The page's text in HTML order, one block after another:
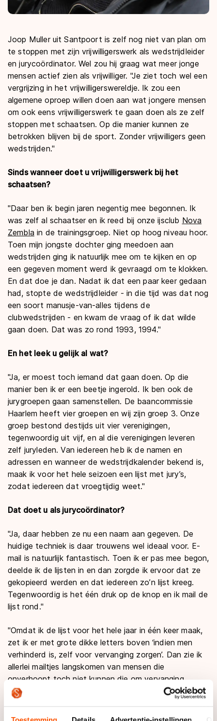
Van Jong tot Goud verhalen
Joop Muller uit Santpoort is zelf nog niet van plan om
te stoppen met zijn vrijwilligerswerk als wedstrijdleider
en jurycoördinator. Wel zou hij graag wat meer jonge
mensen actief zien als vrijwilliger. "Je ziet toch wel een
vergrijzing in het vrijwilligerswereldje. Ik zou een
algemene oproep willen doen aan wat jongere mensen
om ook eens vrijwilligerswerk te gaan doen als ze zelf
stoppen met schaatsen. Op die manier kunnen ze
betrokken blijven bij de sport. Zonder vrijwilligers geen
wedstrijden."
Sinds wanneer doet u vrijwilligerswerk bij het
schaatsen?
"Daar ben ik begin jaren negentig mee begonnen. Ik
was zelf al schaatser en ik reed bij onze ijsclub Nova
Zembla in de trainingsgroep. Niet op hoog niveau hoor.
Toen mijn jongste dochter ging meedoen aan
wedstrijden ging ik natuurlijk mee om te kijken en op
een gegeven moment werd ik gevraagd om te klokken.
En dat doe je dan. Nadat ik dat een paar keer gedaan
had, stopte de wedstrijdleider - in die tijd was dat nog
een soort manusje-van-alles tijdens de
clubwedstrijden - en kwam de vraag of ik dat wilde
gaan doen. Dat was zo rond 1993, 1994."
En het leek u gelijk al wat?
"Ja, er moest toch iemand dat gaan doen. Op die
manier ben ik er een beetje ingerold. Ik ben ook de
jurygroepen gaan samenstellen. De baancommissie
Haarlem heeft vier groepen en wij zijn groep 3. Onze
groep bestond destijds uit vier verenigingen,
tegenwoordig uit vijf, en al die verenigingen leveren
zelf juryleden. Van iedereen heb ik de namen en
adressen en wanneer de wedstrijdkalender bekend is,
maak ik voor het hele seizoen een lijst met jury’s,
zodat iedereen dat vroegtijdig weet."
Dat doet u als jurycoördinator?
"Ja, daar hebben ze nu een naam aan gegeven. De
huidige techniek is daar trouwens wel ideaal voor. E-
mail is natuurlijk fantastisch. Toen ik er pas mee begon,
deelde ik de lijsten in en dan zorgde ik ervoor dat ze
gekopieerd werden en dat iedereen zo’n lijst kreeg.
Tegenwoordig is het één druk op de knop en ik mail de
lijst rond."
"Omdat ik de lijst voor het hele jaar in één keer maak,
zet ik er met grote dikke letters boven ‘indien men
verhinderd is, zelf voor vervanging zorgen’. Dan zie ik
allerlei mailtjes langskomen van mensen die
onverhoopt toch niet kunnen die om vervanging
vragen. Om dat grotendeels voor te zijn, vraag ik op
een bepaalde categorie willen jureren. Het is even een